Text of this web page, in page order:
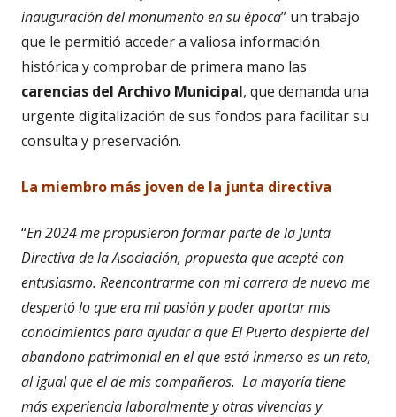
inauguración del monumento en su época” un trabajo
que le permitió acceder a valiosa información
histórica y comprobar de primera mano las
carencias del Archivo Municipal, que demanda una
urgente digitalización de sus fondos para facilitar su
consulta y preservación.
La miembro más joven de la junta directiva
“En 2024 me propusieron formar parte de la Junta
Directiva de la Asociación, propuesta que acepté con
entusiasmo. Reencontrarme con mi carrera de nuevo me
despertó lo que era mi pasión y poder aportar mis
conocimientos para ayudar a que El Puerto despierte del
abandono patrimonial en el que está inmerso es un reto,
al igual que el de mis compañeros. La mayoría tiene
más experiencia laboralmente y otras vivencias y